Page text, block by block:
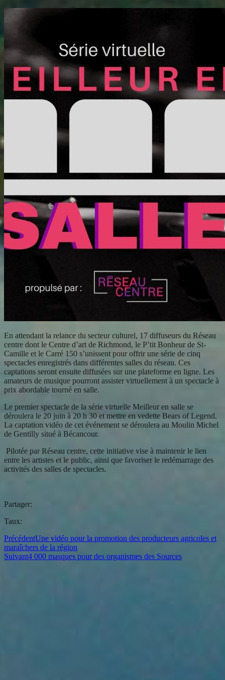
En attendant la relance du secteur culturel, 17 diffuseurs du Réseau
centre dont le Centre d’art de Richmond, le P’tit Bonheur de St-
Camille et le Carré 150 s’unissent pour offrir une série de cinq
spectacles enregistrés dans différentes salles du réseau. Ces
captations seront ensuite diffusées sur une plateforme en ligne. Les
amateurs de musique pourront assister virtuellement à un spectacle à
prix abordable tourné en salle.
Le premier spectacle de la série virtuelle Meilleur en salle se
déroulera le 20 juin à 20 h 30 et mettre en vedette Bears of Legend.
La captation vidéo de cet événement se déroulera au Moulin Michel
de Gentilly situé à Bécancour.
Pilotée par Réseau centre, cette initiative vise à maintenir le lien
entre les artistes et le public, ainsi que favoriser le redémarrage des
activités des salles de spectacles.
Partager:
Taux:
PrécédentUne vidéo pour la promotion des producteurs agricoles et
maraîchers de la région
Suivant4 000 masques pour des organismes des Sources